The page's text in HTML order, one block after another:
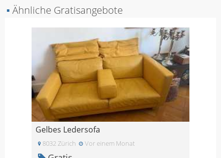
▪ Ähnliche Gratisangebote
Gelbes Ledersofa
8032 Zürich Vor einem Monat